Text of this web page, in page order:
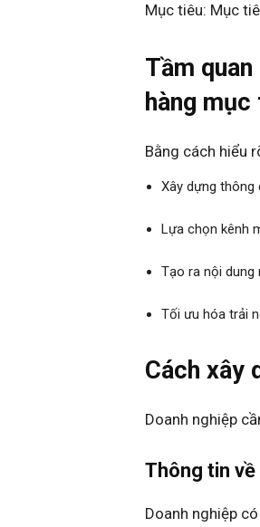
Mục tiêu: Mục
Tầm
hàng mục
Bằng cách hiểu
Xây dựng thông
Lựa chọn kênh
Tạo ra nội dung
Tối ưu hóa trải
Cách xây
Doanh nghiệp
Thông tin
Doanh nghiệp